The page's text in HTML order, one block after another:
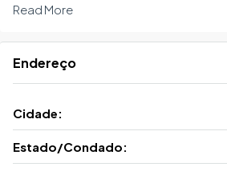
Read More
Endereço
Cidade:
Estado/Condado: